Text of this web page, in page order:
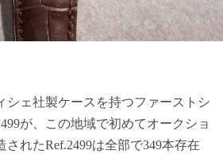
ェ社製ケースを持つファーストシ
が、この地域で初めてオークショ
されたRef.2499は全部で349本存在